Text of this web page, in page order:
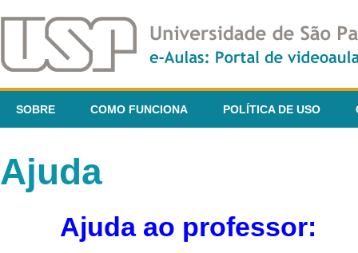
SOBRE COMO FUNCIONA POLÍTICA DE USO
Ajuda
Ajuda ao professor: